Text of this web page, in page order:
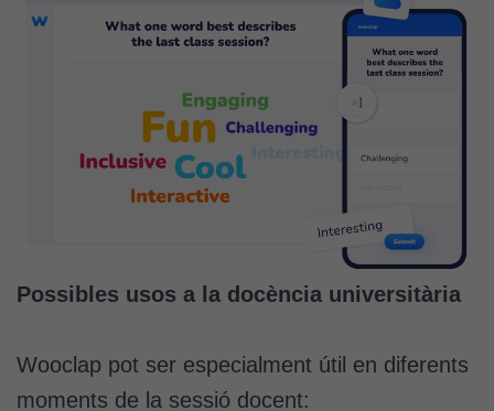
Possibles usos a la docència universitària
Wooclap pot ser especialment útil en diferents
moments de la sessió docent: